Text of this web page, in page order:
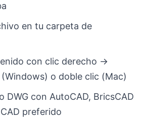
en tu carpeta de
con clic derecho →
o doble clic (Mac)
DWG con AutoCAD, BricsCAD
preferido